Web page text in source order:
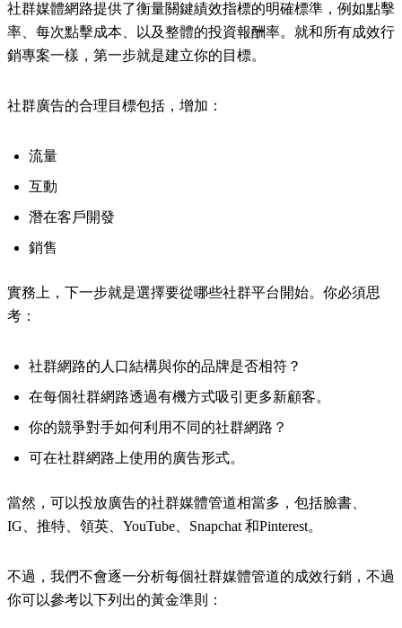
社群媒體網路提供了衡量關鍵績效指標的明確標準，例如點擊
率、每次點擊成本、以及整體的投資報酬率。就和所有成效行
銷專案一樣，第一步就是建立你的目標。
社群廣告的合理目標包括，增加：
流量
互動
潛在客戶開發
銷售
實務上，下一步就是選擇要從哪些社群平台開始。你必須思
考：
社群網路的人口結構與你的品牌是否相符？
在每個社群網路透過有機方式吸引更多新顧客。
你的競爭對手如何利用不同的社群網路？
可在社群網路上使用的廣告形式。
當然，可以投放廣告的社群媒體管道相當多，包括臉書、
IG、推特、領英、YouTube、Snapchat 和Pinterest。
不過，我們不會逐一分析每個社群媒體管道的成效行銷，不過
你可以參考以下列出的黃金準則：